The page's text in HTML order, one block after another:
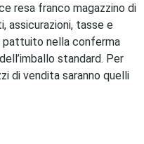
resa franco magazzino di
assicurazioni, tasse e
pattuito nella conferma
standard. Per
di vendita saranno quelli